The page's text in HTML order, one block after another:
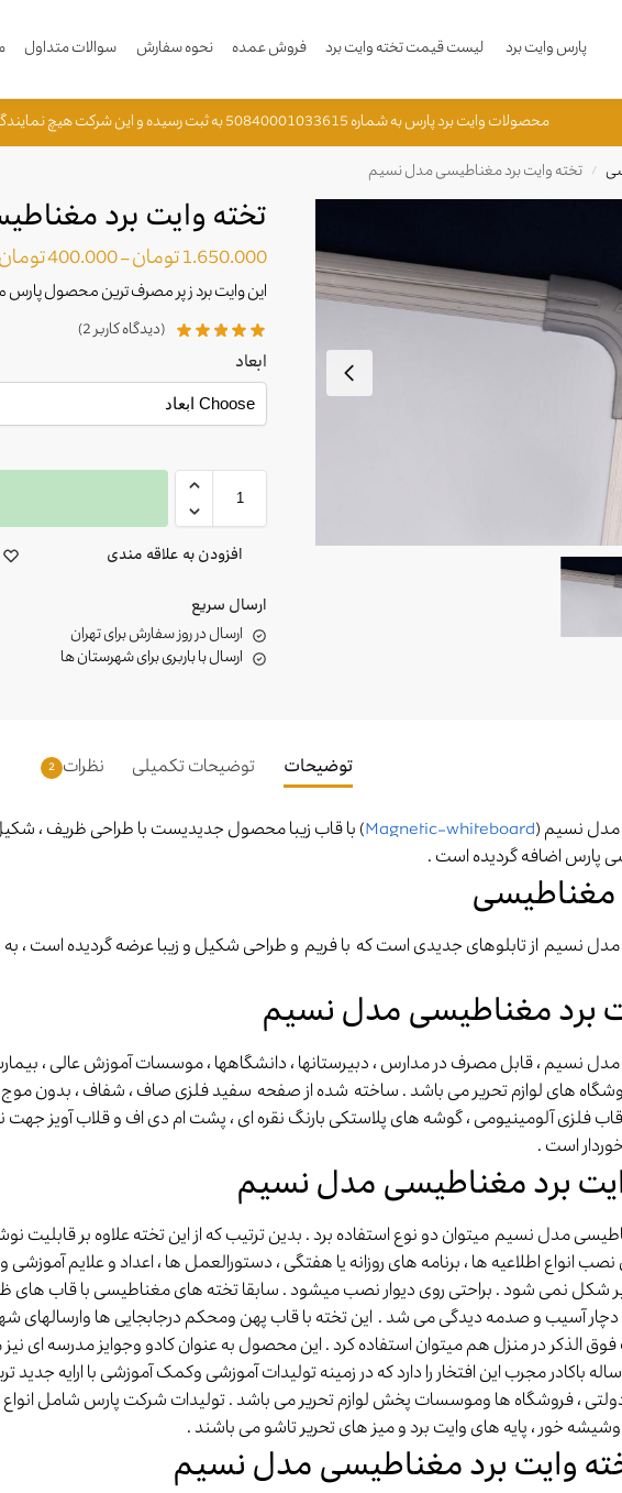
پارس وایت برد لیست قیمت تخته وایت برد فروش عمده نحوه سفارش سوالات متداول
جستجو
محصولات وایت برد پارس به شماره 50840001033615 به ثبت رسیده و این شرکت هیچ نمایندگی و دفترفروش دیگری ندارد.
/ تخته وایت برد مغناطیسی مدل نسیم
تخته وایت برد
1.650.000تومان–
400.000تومان
این وایت برد ز پر مصرف ترین محصول پارس
(دیدگاه کاربر2
)
ابعاد
افزودن به علاقه مندی
ارسال سریع
ارسال در روز سفارش برای تهران
ارسال با باربری برای شهرستان ها
توضیحات توضیحات تکمیلی نظرات 2
مدل نسیم (Magnetic-whiteboard) با قاب زیبا محصول جدیدیست با طراحی ظریف ،
پارس اضافه گردیده است .
مغناطیسی
نسیم از تابلوهای جدیدی است که با فریم و طراحی شکیل و زیبا عرضه گردیده است ، به
برد مغناطیسی مدل نسیم
نسیم ، قابل مصرف در مدارس ، دبیرستانها ، دانشگاهها ، موسسات آموزش عالی ،
های لوازم تحریر می باشد . ساخته شده از صفحه سفید فلزی صاف ، شفاف ، بدون موج
قاب فلزی آلومینیومی ، گوشه های پلاستکی بارنگ نقره ای ، پشت ام دی اف و قلاب آویز جهت
است .
برد مغناطیسی مدل نسیم
مدل نسیم میتوان دو نوع استفاده برد . بدین ترتیب که از این تخته علاوه بر قابلیت
انواع اطلاعیه ها ، برنامه های روزانه یا هفتگی ، دستورالعمل ها ، اعداد و علایم
شکل نمی شود . براحتی روی دیوار نصب میشود . سابقا تخته های مغناطیسی با قاب
دچار آسیب و صدمه دیدگی می شد . این تخته با قاب پهن ومحکم درجابجایی ها وارسالهای
فوق الذکر در منزل هم میتوان استفاده کرد . این محصول به عنوان کادو وجوایز مدرسه ای نیز
شرکت پارس با قدمتی ۲۵ ساله باکادر مجرب این افتخار را دارد که در زمینه تولیدات آموزشی وکمک
، فروشگاه ها وموسسات پخش لوازم تحریر می باشد . تولیدات شرکت پارس شامل انواع
وشیشه خور ، پایه های وایت برد و میز های تحریر تاشو می باشند .
وایت برد مغناطیسی مدل نسیم